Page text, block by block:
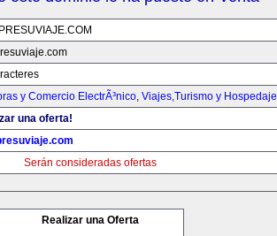
y Comercio ElectrÃ³nico, Viajes,Turismo y Hospedaje
una oferta!
Serán consideradas ofertas
Realizar una Oferta